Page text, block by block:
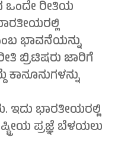
ಒಂದೇ ರೀತಿಯ
ಭಾವನೆಯನ್ನು
ಬ್ರಿಟಿಷರು ಜಾರಿಗೆ
ಇದು ಭಾರತೀಯರಲ್ಲಿ
ಪ್ರಜ್ಞೆ ಬೆಳಯಲು